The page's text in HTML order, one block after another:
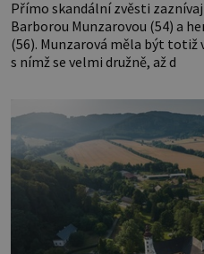
Přímo skandální zvěsti
Barborou Munzarovou (54) a
(56). Munzarová měla být totiž
s nímž se velmi družně, až d